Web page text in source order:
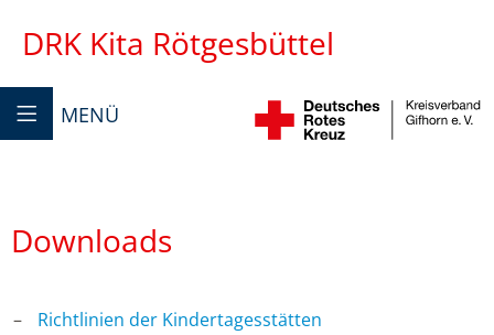
DRK Kita Rötgesbüttel
MENÜ
Downloads
Richtlinien der Kindertagesstätten